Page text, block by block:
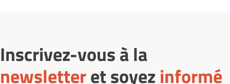
Inscrivez-vous à la
newsletteret soyez informé